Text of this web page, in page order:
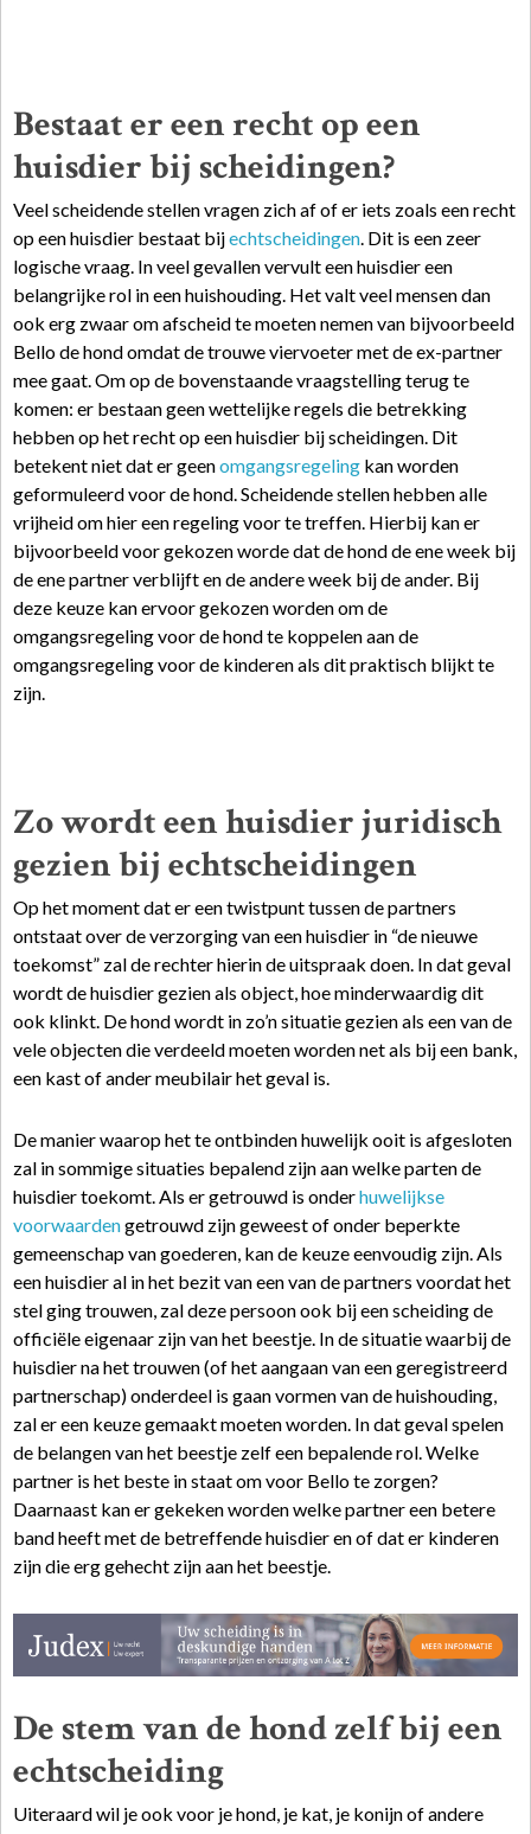
Bestaat er een recht op een
huisdier bij scheidingen?
Veel scheidende stellen vragen zich af of er iets zoals een recht
op een huisdier bestaat bijechtscheidingen. Dit is een zeer
logische vraag. In veel gevallen vervult een huisdier een
belangrijke rol in een huishouding. Het valt veel mensen dan
ook erg zwaar om afscheid te moeten nemen van bijvoorbeeld
Bello de hond omdat de trouwe viervoeter met de ex-partner
mee gaat. Om op de bovenstaande vraagstelling terug te
komen: er bestaan geen wettelijke regels die betrekking
hebben op het recht op een huisdier bij scheidingen. Dit
betekent niet dat er geenomgangsregeling kan worden
geformuleerd voor de hond. Scheidende stellen hebben alle
vrijheid om hier een regeling voor te treffen. Hierbij kan er
bijvoorbeeld voor gekozen worde dat de hond de ene week bij
de ene partner verblijft en de andere week bij de ander. Bij
deze keuze kan ervoor gekozen worden om de
omgangsregeling voor de hond te koppelen aan de
omgangsregeling voor de kinderen als dit praktisch blijkt te
zijn.
Zo wordt een huisdier juridisch
gezien bij echtscheidingen
Op het moment dat er een twistpunt tussen de partners
ontstaat over de verzorging van een huisdier in “de nieuwe
toekomst” zal de rechter hierin de uitspraak doen. In dat geval
wordt de huisdier gezien als object, hoe minderwaardig dit
ook klinkt. De hond wordt in zo’n situatie gezien als een van de
vele objecten die verdeeld moeten worden net als bij een bank,
een kast of ander meubilair het geval is.
De manier waarop het te ontbinden huwelijk ooit is afgesloten
zal in sommige situaties bepalend zijn aan welke parten de
huisdier toekomt. Als er getrouwd is onderhuwelijkse
voorwaardengetrouwd zijn geweest of onder beperkte
gemeenschap van goederen, kan de keuze eenvoudig zijn. Als
een huisdier al in het bezit van een van de partners voordat het
stel ging trouwen, zal deze persoon ook bij een scheiding de
officiële eigenaar zijn van het beestje. In de situatie waarbij de
huisdier na het trouwen (of het aangaan van een geregistreerd
partnerschap) onderdeel is gaan vormen van de huishouding,
zal er een keuze gemaakt moeten worden. In dat geval spelen
de belangen van het beestje zelf een bepalende rol. Welke
partner is het beste in staat om voor Bello te zorgen?
Daarnaast kan er gekeken worden welke partner een betere
band heeft met de betreffende huisdier en of dat er kinderen
zijn die erg gehecht zijn aan het beestje.
De stem van de hond zelf bij een
echtscheiding
Uiteraard wil je ook voor je hond, je kat, je konijn of andere